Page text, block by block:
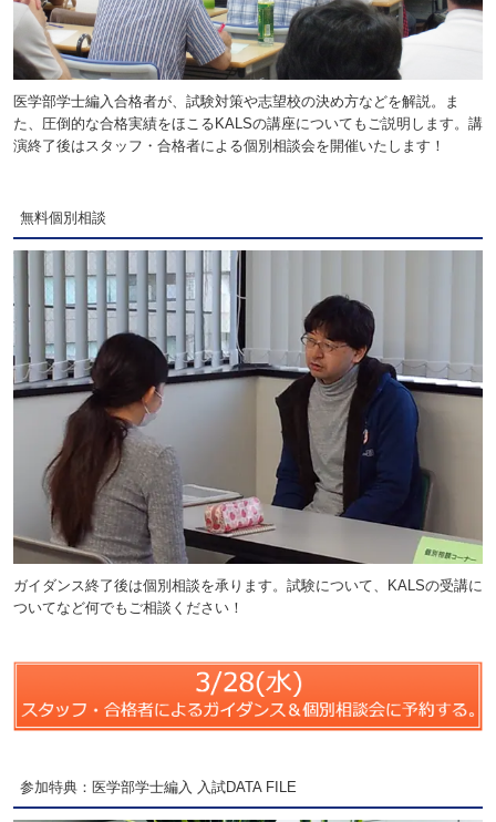
医学部学士編入合格者が、試験対策や志望校の決め方などを解説。ま
た、圧倒的な合格実績をほこるKALSの講座についてもご説明します。講
演終了後はスタッフ・合格者による個別相談会を開催いたします！
無料個別相談
ガイダンス終了後は個別相談を承ります。試験について、KALSの受講に
ついてなど何でもご相談ください！
参加特典：医学部学士編入 入試DATA FILE